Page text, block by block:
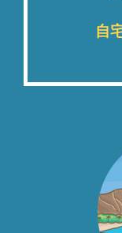
自